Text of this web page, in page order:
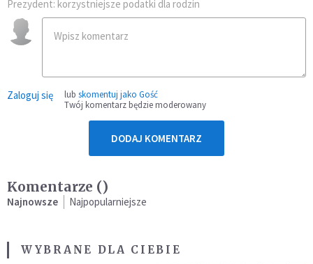
Prezydent: korzystniejsze podatki dla rodzin
Zaloguj się lub skomentuj jako Gość
Twój komentarz będzie moderowany
DODAJ KOMENTARZ
Komentarze ()
Najnowsze Najpopularniejsze
WYBRANE DLA CIEBIE